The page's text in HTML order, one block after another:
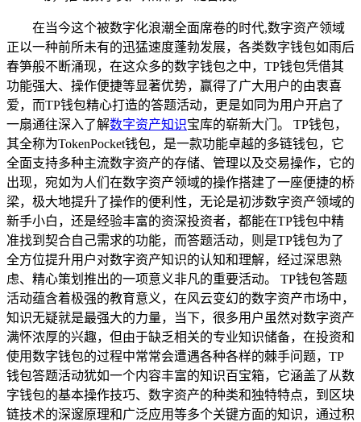
在当今这个被数字化浪潮全面席卷的时代,数字资产领域
正以一种前所未有的迅猛速度蓬勃发展，各类数字钱包如雨后
春笋般不断涌现，在这众多的数字钱包之中，TP钱包凭借其
功能强大、操作便捷等显著优势，赢得了广大用户的由衷喜
爱，而TP钱包精心打造的答题活动，更是如同为用户开启了
一扇通往深入了解数字资产知识宝库的崭新大门。 TP钱包，
其全称为TokenPocket钱包，是一款功能卓越的多链钱包，它
全面支持多种主流数字资产的存储、管理以及交易操作，它的
出现，宛如为人们在数字资产领域的操作搭建了一座便捷的桥
梁，极大地提升了操作的便利性，无论是初涉数字资产领域的
新手小白，还是经验丰富的资深投资者，都能在TP钱包中精
准找到契合自己需求的功能，而答题活动，则是TP钱包为了
全方位提升用户对数字资产知识的认知和理解，经过深思熟
虑、精心策划推出的一项意义非凡的重要活动。 TP钱包答题
活动蕴含着极强的教育意义，在风云变幻的数字资产市场中，
知识无疑就是最强大的力量，当下，很多用户虽然对数字资产
满怀浓厚的兴趣，但由于缺乏相关的专业知识储备，在投资和
使用数字钱包的过程中常常会遭遇各种各样的棘手问题，TP
钱包答题活动犹如一个内容丰富的知识百宝箱，它涵盖了从数
字钱包的基本操作技巧、数字资产的种类和独特特点，到区块
链技术的深邃原理和广泛应用等多个关键方面的知识，通过积